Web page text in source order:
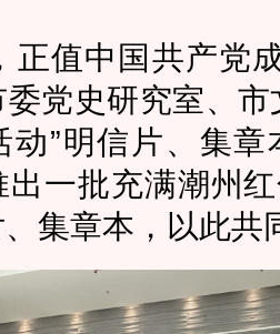
正值中国共产党
党史研究室、
动”明信片、集
出一批充满潮州
集章本，以此共